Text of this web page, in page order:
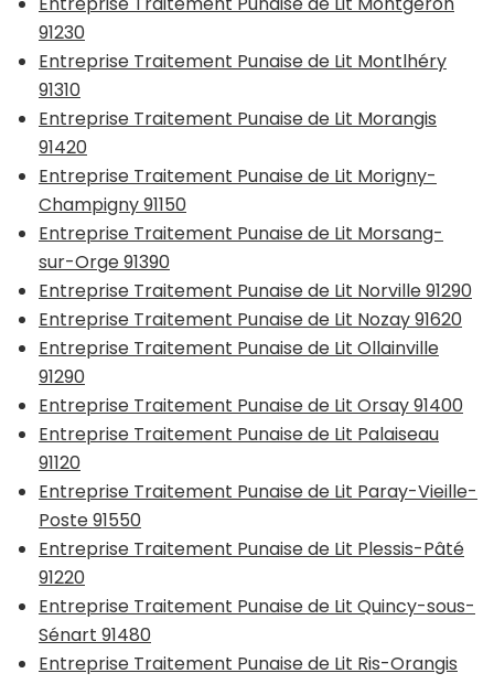
91230
Entreprise Traitement Punaise de Lit Montlhéry
91310
Entreprise Traitement Punaise de Lit Morangis
91420
Entreprise Traitement Punaise de Lit Morigny-
Champigny 91150
Entreprise Traitement Punaise de Lit Morsang-
sur-Orge 91390
Entreprise Traitement Punaise de Lit Norville 91290
Entreprise Traitement Punaise de Lit Nozay 91620
Entreprise Traitement Punaise de Lit Ollainville
91290
Entreprise Traitement Punaise de Lit Orsay 91400
Entreprise Traitement Punaise de Lit Palaiseau
91120
Entreprise Traitement Punaise de Lit Paray-Vieille-
Poste 91550
Entreprise Traitement Punaise de Lit Plessis-Pâté
91220
Entreprise Traitement Punaise de Lit Quincy-sous-
Sénart 91480
Entreprise Traitement Punaise de Lit Ris-Orangis